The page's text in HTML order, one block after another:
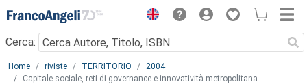
Menu
Cerca:
Main content
Home riviste TERRITORIO
2004
Capitale sociale, reti di governance e innovatività metropolitana